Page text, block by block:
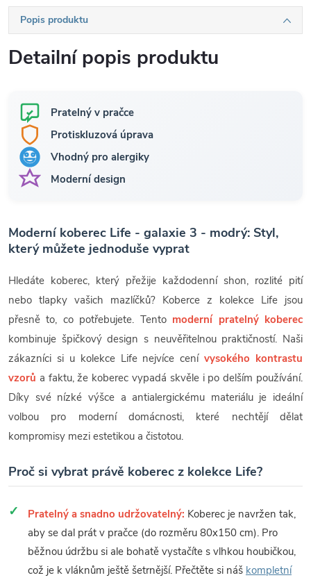
Popis produktu
Detailní popis produktu
Pratelný v pračce
Protiskluzová úprava
Vhodný pro alergiky
Moderní design
Moderní koberec Life - galaxie 3 - modrý: Styl,
který můžete jednoduše vyprat
Hledáte koberec, který přežije každodenní shon, rozlité pití
nebo tlapky vašich mazlíčků? Koberce z kolekce Life jsou
přesně to, co potřebujete. Tento moderní pratelný koberec
kombinuje špičkový design s neuvěřitelnou praktičností. Naši
zákazníci si u kolekce Life nejvíce cenívysokého kontrastu
vzorů a faktu, že koberec vypadá skvěle i po delším používání.
Díky své nízké výšce a antialergickému materiálu je ideální
volbou pro moderní domácnosti, které nechtějí dělat
kompromisy mezi estetikou a čistotou.
Proč si vybrat právě koberec z kolekce Life?
Pratelný a snadno udržovatelný: Koberec je navržen tak,
aby se dal prát v pračce (do rozměru 80x150 cm). Pro
běžnou údržbu si ale bohatě vystačíte s vlhkou houbičkou,
což je k vláknům ještě šetrnější. Přečtěte si náš kompletní